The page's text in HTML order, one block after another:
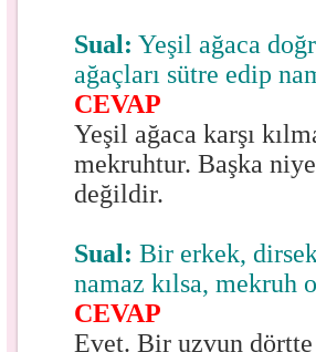
Sual: Yeşil ağaca
ağaçları sütre edip
CEVAP
Yeşil ağaca karşı
mekruhtur. Başka
değildir.
Sual: Bir erkek,
namaz kılsa, mekruh
CEVAP
Evet. Bir uzvun